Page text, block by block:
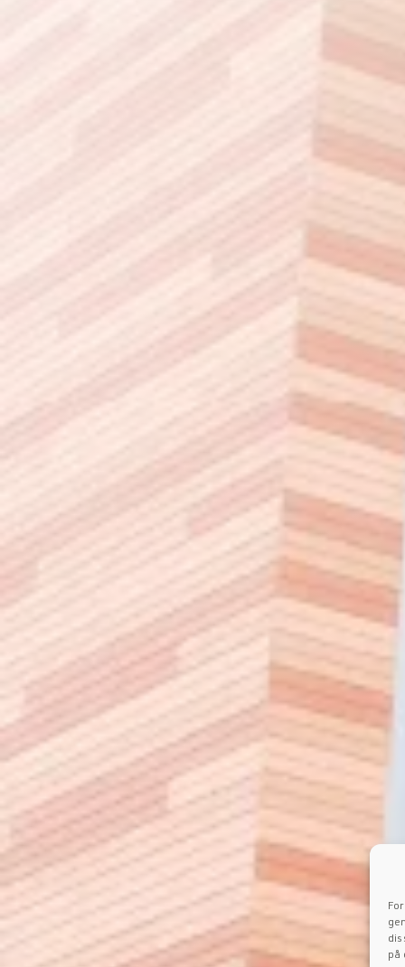
på